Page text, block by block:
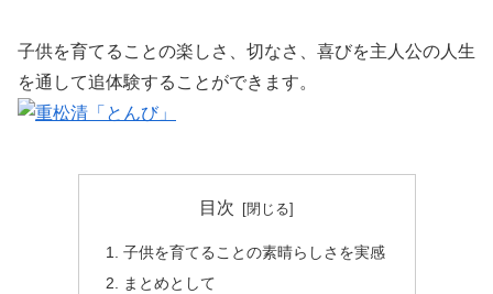
子供を育てることの楽しさ、切なさ、喜びを主人公の人生
を通して追体験することができます。
目次
子供を育てることの素晴らしさを実感
まとめとして